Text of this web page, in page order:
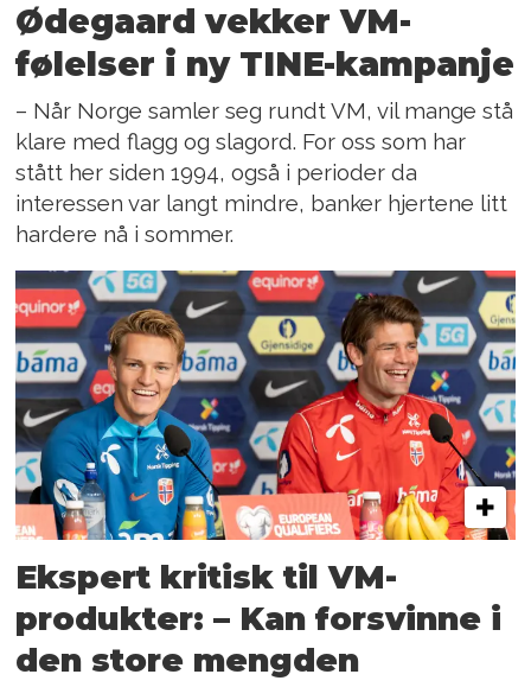
Ødegaard vekker VM-
følelser i ny TINE-kampanje
– Når Norge samler seg rundt VM, vil mange stå
klare med flagg og slagord. For oss som har
stått her siden 1994, også i perioder da
interessen var langt mindre, banker hjertene litt
hardere nå i sommer.
Ekspert kritisk til VM-
produkter: – Kan forsvinne i
den store mengden